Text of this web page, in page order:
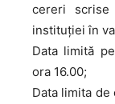
cereri
instituției în
Data limită
ora 16.00;
Data limita